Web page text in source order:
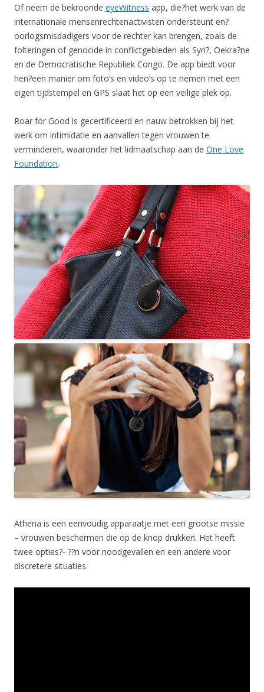
Of neem de bekroonde eyeWitness app, die?het werk van de
internationale mensenrechtenactivisten ondersteunt en?
oorlogsmisdadigers voor de rechter kan brengen, zoals de
folteringen of genocide in conflictgebieden als Syri?, Oekra?ne
en de Democratische Republiek Congo. De app biedt voor
hen?een manier om foto’s en video’s op te nemen met een
eigen tijdstempel en GPS slaat het op een veilige plek op.
Roar for Good is gecertificeerd en nauw betrokken bij het
werk om intimidatie en aanvallen tegen vrouwen te
verminderen, waaronder het lidmaatschap aan de One Love
Foundation.
Athena is een eenvoudig apparaatje met een grootse missie
– vrouwen beschermen die op de knop drukken. Het heeft
twee opties?- ??n voor noodgevallen en een andere voor
discretere situaties.